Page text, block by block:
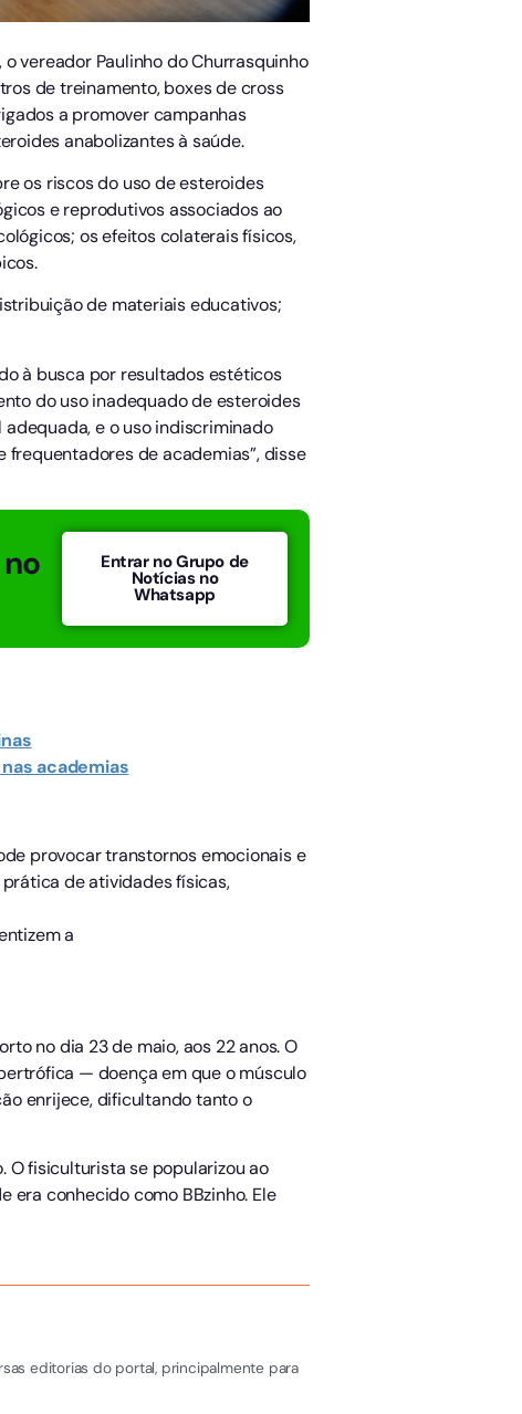
vereador Paulinho do Churrasquinho
de treinamento, boxes de cross
a promover campanhas
anabolizantes à saúde.
os riscos do uso de esteroides
e reprodutivos associados ao
os efeitos colaterais físicos,
de materiais educativos;
à busca por resultados estéticos
do uso inadequado de esteroides
e o uso indiscriminado
de academias”, disse
Entrar no Grupo de
Notícias no
Whatsapp
academias
provocar transtornos emocionais e
de atividades físicas,
a
no dia 23 de maio, aos 22 anos. O
— doença em que o músculo
enrijece, dificultando tanto o
O fisiculturista se popularizou ao
era conhecido como BBzinho. Ele
editorias do portal, principalmente para